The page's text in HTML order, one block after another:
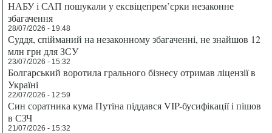
НАБУ і САП пошукали у ексвіцепрем’єрки незаконне
збагачення
28/07/2026 - 19:48
Суддя, спійманий на незаконному збагаченні, не знайшов 12
млн грн для ЗСУ
23/07/2026 - 15:32
Болгарський воротила грального бізнесу отримав ліцензії в
Україні
22/07/2026 - 12:59
Син соратника кума Путіна піддався VIP-бусифікації і пішов
в СЗЧ
21/07/2026 - 15:32